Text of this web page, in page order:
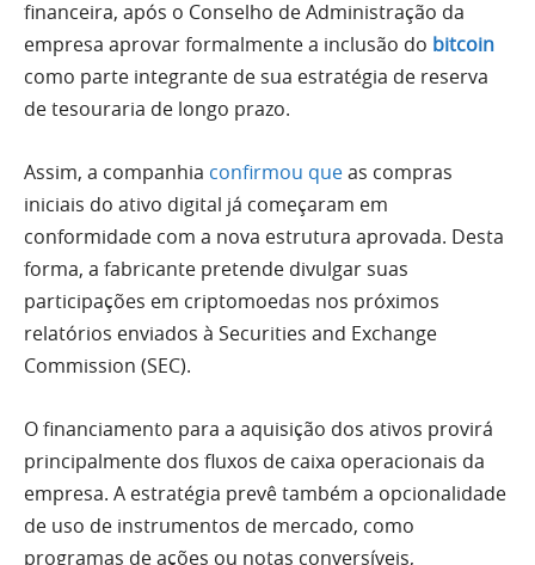
financeira, após o Conselho de Administração da
empresa aprovar formalmente a inclusão do bitcoin
como parte integrante de sua estratégia de reserva
de tesouraria de longo prazo.
Assim, a companhia confirmou queas compras
iniciais do ativo digital já começaram em
conformidade com a nova estrutura aprovada. Desta
forma, a fabricante pretende divulgar suas
participações em criptomoedas nos próximos
relatórios enviados à Securities and Exchange
Commission (SEC).
O financiamento para a aquisição dos ativos provirá
principalmente dos fluxos de caixa operacionais da
empresa. A estratégia prevê também a opcionalidade
de uso de instrumentos de mercado, como
programas de ações ou notas conversíveis,